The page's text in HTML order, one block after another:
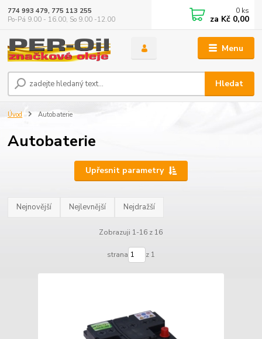
Menu
Hledat
774 993 479, 775 113 255
Po-Pá 9.00 - 16.00, So 9.00 -12.00
0 ks
za Kč 0,00
Úvod Autobaterie
Autobaterie
Upřesnit parametry
Nejnovější Nejlevnější Nejdražší
Zobrazuji 1-16 z 16
strana z 1